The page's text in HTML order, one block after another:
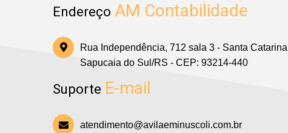
Endereço AM Contabilidade
Rua Independência, 712 sala 3 - Santa Catarina
Sapucaia do Sul/RS - CEP: 93214-440
Suporte E-mail
atendimento@avilaeminuscoli.com.br